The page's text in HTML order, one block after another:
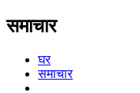
समाचार
घर
समाचार